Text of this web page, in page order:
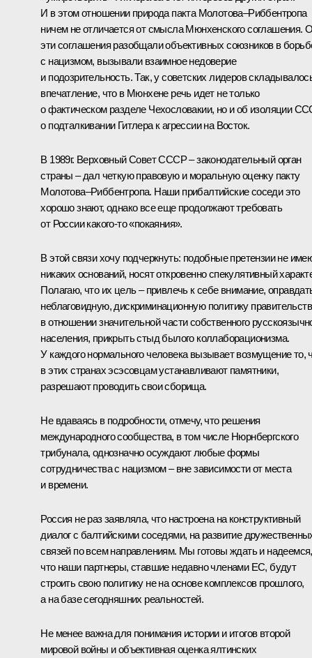
И в этом отношении природа пакта Молотова–Риббентропа
ничем не отличается от смысла Мюнхенского соглашения.
эти соглашения разобщали объективных союзников в
с нацизмом, вызывали взаимное недоверие
и подозрительность. Так, у советских лидеров
впечатление, что в Мюнхене речь идет не только
о фактическом разделе Чехословакии, но и об изоляции
о подталкивании Гитлера к агрессии на Восток.
В 1989г. Верховный Совет СССР – законодательный орган
страны – дал четкую правовую и моральную оценку пакту
Молотова–Риббентропа. Наши прибалтийские соседи это
хорошо знают, однако все еще продолжают требовать
от России какого‑то «покаяния».
В этой связи хочу подчеркнуть: подобные претензии не
никаких оснований, носят откровенно спекулятивный
Полагаю, что их цель – привлечь к себе внимание,
неблаговидную, дискриминационную политику правительств
в отношении значительной части собственного
населения, прикрыть стыд былого коллаборационизма.
У каждого нормального человека вызывает возмущение то,
в этих странах эсэсовцам устанавливают памятники,
разрешают проводить свои сборища.
Не вдаваясь в подробности, отмечу, что решения
международного сообщества, в том числе Нюрнбергского
трибунала, однозначно осуждают любые формы
сотрудничества с нацизмом – вне зависимости от места
и времени.
Россия не раз заявляла, что настроена на конструктивный
диалог с балтийскими соседями, на развитие
связей по всем направлениям. Мы готовы ждать и надеемся,
что наши партнеры, ставшие недавно членами ЕС, будут
строить свою политику не на основе комплексов прошлого,
а на базе сегодняшних реальностей.
Не менее важна для понимания истории и итогов второй
мировой войны и объективная оценка ялтинских